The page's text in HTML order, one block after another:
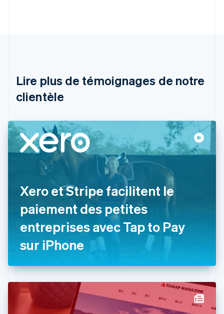
Lire plus de témoignages de notre
clientèle
Xero et Stripe facilitent le
paiement des petites
entreprises avec Tap to Pay
sur iPhone
Brésil
PortuguêsEnglish
Bulgarie
English Français
Chine continentale
简体中文English
Chypre
English
Croatie
Italiano
Danemark
English
Émirats arabes unis
English
Espagne
Español English
English
États-Unis
简体中文
Finlande
EnglishSvenska